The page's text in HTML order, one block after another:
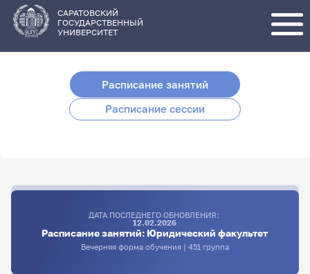
основному
содержанию
САРАТОВСКИЙ
ГОСУДАРСТВЕННЫЙ
УНИВЕРСИТЕТ
Расписание занятий
Расписание сессии
ДАТА ПОСЛЕДНЕГО ОБНОВЛЕНИЯ:
12.02.2026
Расписание занятий: Юридический факультет
Вечерняя форма обучения | 451 группа